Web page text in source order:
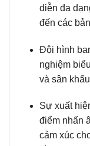
diễn đa
đến các
Đội hình
nghiệm
và sân
Sự xuất
điểm nhấn
cảm xúc